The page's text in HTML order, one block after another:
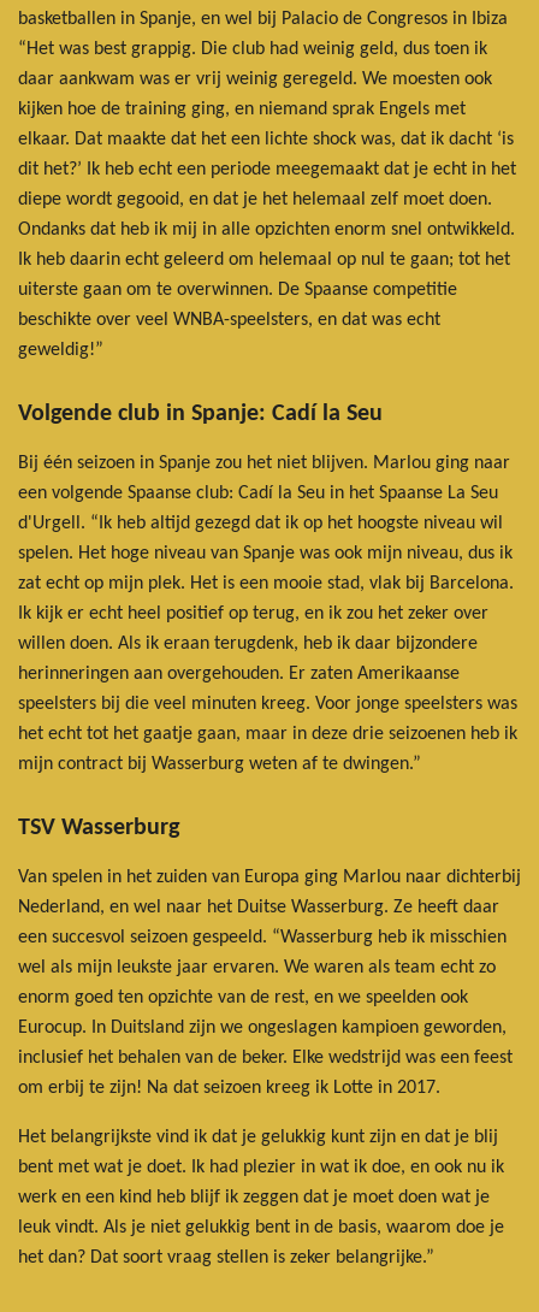
basketballen in Spanje, en wel bij Palacio de Congresos in Ibiza
“Het was best grappig. Die club had weinig geld, dus toen ik
daar aankwam was er vrij weinig geregeld. We moesten ook
kijken hoe de training ging, en niemand sprak Engels met
elkaar. Dat maakte dat het een lichte shock was, dat ik dacht ‘is
dit het?’ Ik heb echt een periode meegemaakt dat je echt in het
diepe wordt gegooid, en dat je het helemaal zelf moet doen.
Ondanks dat heb ik mij in alle opzichten enorm snel ontwikkeld.
Ik heb daarin echt geleerd om helemaal op nul te gaan; tot het
uiterste gaan om te overwinnen. De Spaanse competitie
beschikte over veel WNBA-speelsters, en dat was echt
geweldig!”
Volgende club in Spanje: Cadí la Seu
Bij één seizoen in Spanje zou het niet blijven. Marlou ging naar
een volgende Spaanse club: Cadí la Seu in het Spaanse La Seu
d'Urgell. “Ik heb altijd gezegd dat ik op het hoogste niveau wil
spelen. Het hoge niveau van Spanje was ook mijn niveau, dus ik
zat echt op mijn plek. Het is een mooie stad, vlak bij Barcelona.
Ik kijk er echt heel positief op terug, en ik zou het zeker over
willen doen. Als ik eraan terugdenk, heb ik daar bijzondere
herinneringen aan overgehouden. Er zaten Amerikaanse
speelsters bij die veel minuten kreeg. Voor jonge speelsters was
het echt tot het gaatje gaan, maar in deze drie seizoenen heb ik
mijn contract bij Wasserburg weten af te dwingen.”
TSV Wasserburg
Van spelen in het zuiden van Europa ging Marlou naar dichterbij
Nederland, en wel naar het Duitse Wasserburg. Ze heeft daar
een succesvol seizoen gespeeld. “Wasserburg heb ik misschien
wel als mijn leukste jaar ervaren. We waren als team echt zo
enorm goed ten opzichte van de rest, en we speelden ook
Eurocup. In Duitsland zijn we ongeslagen kampioen geworden,
inclusief het behalen van de beker. Elke wedstrijd was een feest
om erbij te zijn! Na dat seizoen kreeg ik Lotte in 2017.
Het belangrijkste vind ik dat je gelukkig kunt zijn en dat je blij
bent met wat je doet. Ik had plezier in wat ik doe, en ook nu ik
werk en een kind heb blijf ik zeggen dat je moet doen wat je
leuk vindt. Als je niet gelukkig bent in de basis, waarom doe je
het dan? Dat soort vraag stellen is zeker belangrijke.”